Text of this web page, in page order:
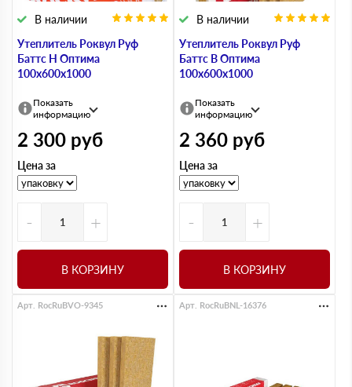
Утеплитель Роквул Руф
Баттс Н Оптима
100х600х1000
В наличии
Показать
информацию
2 300 руб
Цена за
- +
В КОРЗИНУ
Утеплитель Роквул Руф
Баттс В Оптима
100х600х1000
В наличии
Показать
информацию
2 360 руб
Цена за
- +
В КОРЗИНУ
Арт. RocRuBVO-9345 Арт. RocRuBNL-16376